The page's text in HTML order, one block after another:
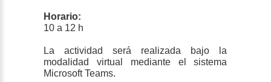
Horario:
10 a 12 h
La actividad será realizada bajo la
modalidad virtual mediante el sistema
Microsoft Teams.